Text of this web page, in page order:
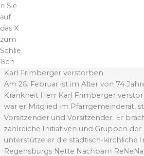
n Sie
auf
das X
zum
Schlie
ßen
Karl Frimberger verstorben
Am 26. Februar ist im Alter von 74
Krankheit Herr Karl Frimberger
war er Mitglied im Pfarrgemeinderat,
Vorsitzender und Vorsitzender. Er
zahlreiche Initiativen und Gruppen der
unterstütze er die städtisch-kirchliche
Regensburgs Nette Nachbarn